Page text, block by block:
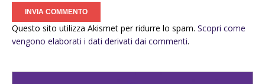
Questo sito utilizza Akismet per ridurre lo spam. Scopri come
vengono elaborati i dati derivati dai commenti.